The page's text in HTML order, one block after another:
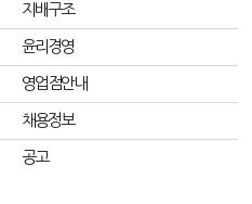
지배구조
윤리경영
영업점안내
채용정보
공고